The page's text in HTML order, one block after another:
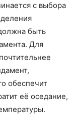
с выбора
быть
Для
обеспечит
её оседание,